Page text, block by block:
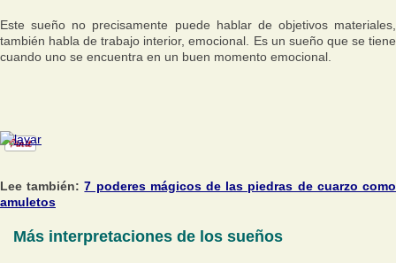
Este sueño no precisamente puede hablar de objetivos materiales,
también habla de trabajo interior, emocional. Es un sueño que se tiene
cuando uno se encuentra en un buen momento emocional.
Lee también:7 poderes mágicos de las piedras de cuarzo como
amuletos
Más interpretaciones de los sueños